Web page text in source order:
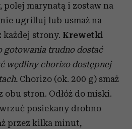
marynatą i zostaw na
ugrilluj lub usmaż na
każdej strony. Krewetki
gotowania trudno dostać
wędliny chorizo dostępnej
Chorizo (ok. 200 g) smaż
obu stron. Odłóż do miski.
posiekany drobno
przez kilka minut,